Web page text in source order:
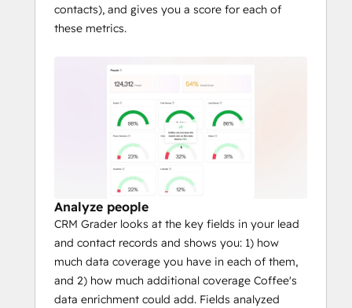
contacts), and gives you a score for each of
these metrics.
Analyze people
CRM Grader looks at the key fields in your lead
and contact records and shows you: 1) how
much data coverage you have in each of them,
and 2) how much additional coverage Coffee's
data enrichment could add. Fields analyzed